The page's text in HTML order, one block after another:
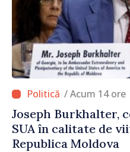
/ Acum 14 ore
Joseph Burkhalter,
SUA în calitate de
Republica Moldova